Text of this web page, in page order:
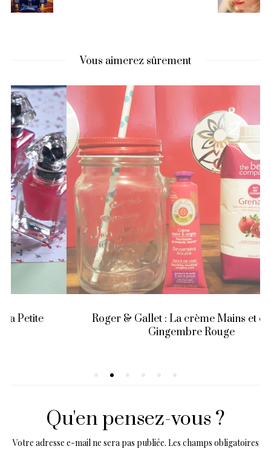
Vous aimerez sûrement
Roger & Gallet : La crème Mains et ongles
Gingembre Rouge
Qu'en pensez-vous ?
Votre adresse e-mail ne sera pas publiée. Les champs obligatoires